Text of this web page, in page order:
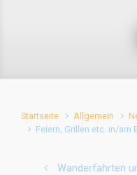
Startseite Allgemein
Feiern, Grillen etc. in/am
Wanderfahrten